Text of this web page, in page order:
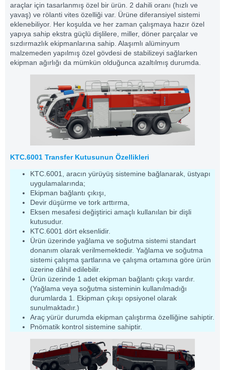
araçlar için tasarlanmış özel bir ürün. 2 dahili oranı (hızlı ve
yavaş) ve rölanti vites özelliği var. Ürüne diferansiyel sistemi
eklenebiliyor. Her koşulda ve her zaman çalışmaya hazır özel
yapıya sahip ekstra güçlü dişlilere, miller, döner parçalar ve
sızdırmazlık ekipmanlarına sahip. Alaşımlı alüminyum
malzemeden yapılmış özel gövdesi de stabilizeyi sağlarken
ekipman ağırlığı da mümkün olduğunca azaltılmış durumda.
KTC.6001 Transfer Kutusunun Özellikleri
KTC.6001, aracın yürüyüş sistemine bağlanarak, üstyapı
uygulamalarında;
Ekipman bağlantı çıkışı,
Devir düşürme ve tork arttırma,
Eksen mesafesi değiştirici amaçlı kullanılan bir dişli
kutusudur.
KTC.6001 dört eksenlidir.
Ürün üzerinde yağlama ve soğutma sistemi standart
donanım olarak verilmemektedir. Yağlama ve soğutma
sistemi çalışma şartlarına ve çalışma ortamına göre ürün
üzerine dâhil edilebilir.
Ürün üzerinde 1 adet ekipman bağlantı çıkışı vardır.
(Yağlama veya soğutma sisteminin kullanılmadığı
durumlarda 1. Ekipman çıkışı opsiyonel olarak
sunulmaktadır.)
Araç yürür durumda ekipman çalıştırma özelliğine sahiptir.
Pnömatik kontrol sistemine sahiptir.